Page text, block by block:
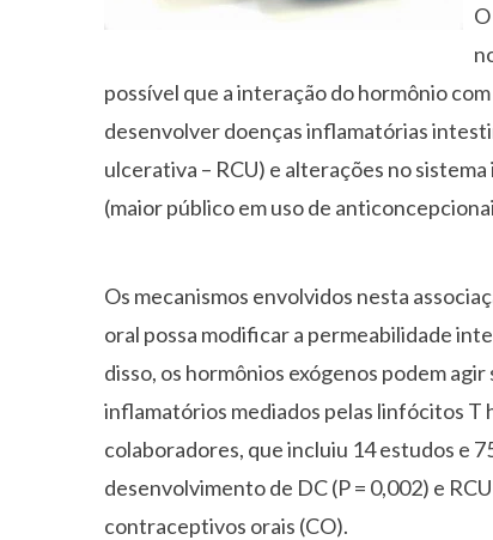
possível que a interação do hormônio
desenvolver doenças inflamatórias
ulcerativa – RCU) e alterações no
(maior público em uso de
Os mecanismos envolvidos nesta
oral possa modificar a permeabilidade
disso, os hormônios exógenos podem
inflamatórios mediados pelas linfócitos T
colaboradores, que incluiu 14 estudos e
desenvolvimento de DC (P = 0,002) e
contraceptivos orais (CO).